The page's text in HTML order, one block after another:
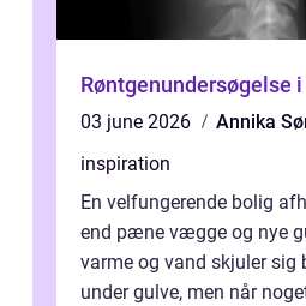
Røntgenundersøgelse
03 june 2026
Annika
inspiration
En velfungerende bolig
end pæne vægge og nye
varme og vand skjuler sig
under gulve, men når